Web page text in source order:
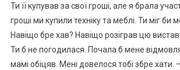
Ти її купував за свої гроші, але я брала
гроші ми купили техніку та меблі. Ти міг би
Навіщо бре хав? Навіщо розіграв цю
Ти б не погодилася. Почала б мене
мамі обіцяв. Мені довелося тобі збре хати.